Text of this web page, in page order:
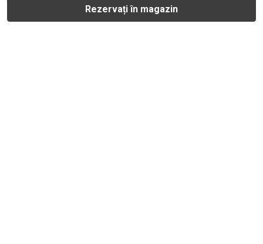
Rezervați în magazin